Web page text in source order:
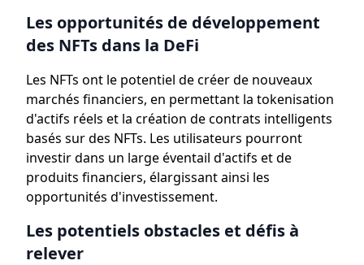
Les opportunités de développement
des NFTs dans la DeFi
Les NFTs ont le potentiel de créer de nouveaux
marchés financiers, en permettant la tokenisation
d'actifs réels et la création de contrats intelligents
basés sur des NFTs. Les utilisateurs pourront
investir dans un large éventail d'actifs et de
produits financiers, élargissant ainsi les
opportunités d'investissement.
Les potentiels obstacles et défis à
relever